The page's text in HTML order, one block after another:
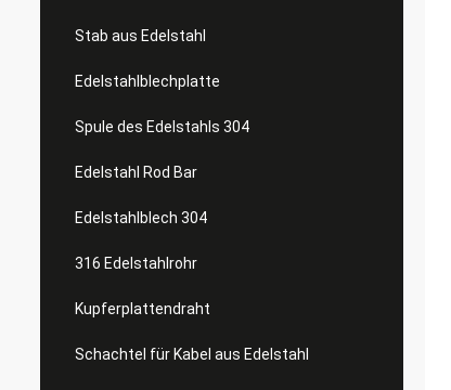
Stab aus Edelstahl
Edelstahlblechplatte
Spule des Edelstahls 304
Edelstahl Rod Bar
Edelstahlblech 304
316 Edelstahlrohr
Kupferplattendraht
Schachtel für Kabel aus Edelstahl